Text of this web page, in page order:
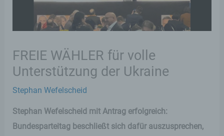
FREIE WÄHLER für volle
Unterstützung der Ukraine
Stephan Wefelscheid
Stephan Wefelscheid mit Antrag erfolgreich:
Bundesparteitag beschließt sich dafür auszusprechen,